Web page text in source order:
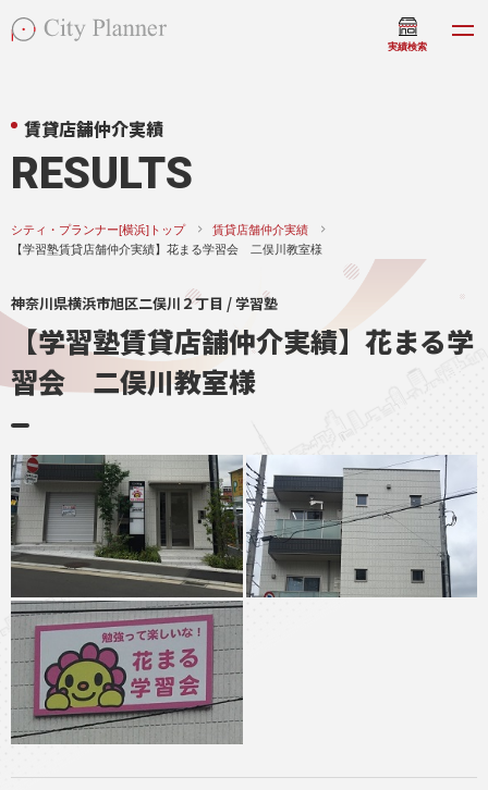
実績検索
賃貸店舗仲介実績
RESULTS
シティ・プランナー[横浜]トップ
賃貸店舗仲介実績
【学習塾賃貸店舗仲介実績】花まる学習会 二俣川教室様
神奈川県横浜市旭区二俣川２丁目 / 学習塾
【学習塾賃貸店舗仲介実績】花まる学
習会 二俣川教室様